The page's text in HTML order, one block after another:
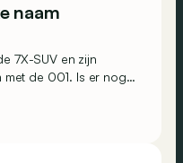
naam
7X-SUV en zijn
met de 001. Is er nog